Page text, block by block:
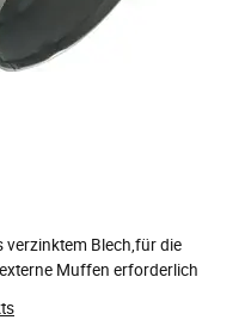
verzinktem Blech,für die
Muffen erforderlich